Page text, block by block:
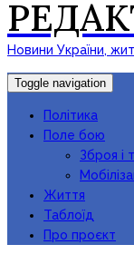
Новини України,
Toggle navigation
Політика
Поле бою
Зброя і
Життя
Таблоїд
Про проєкт